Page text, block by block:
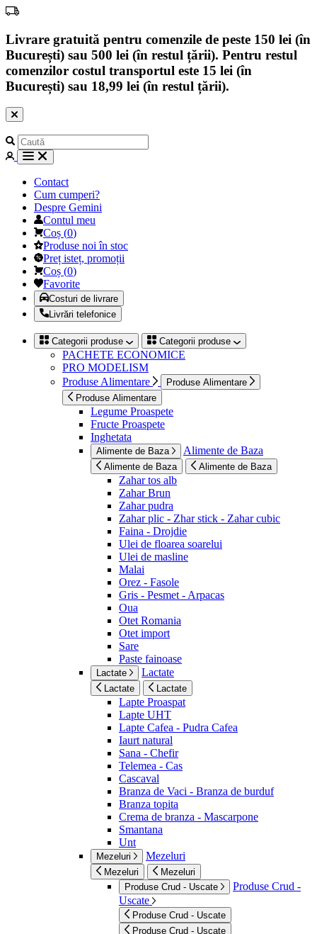
Livrare gratuită pentru comenzile de peste 150 lei (în
București) sau 500 lei (în restul țării). Pentru restul
comenzilor costul transportul este 15 lei (în
București) sau 18,99 lei (în restul țării).
Contact
Cum cumperi?
Despre Gemini
Contul meu
Coș (0)
Produse noi în stoc
Preț isteț, promoții
Coș (0)
Favorite
Costuri de livrare
Livrări telefonice
Categorii produse Categorii produse
PACHETE ECONOMICE
PRO MODELISM
Produse Alimentare
Produse Alimentare
Produse Alimentare
Legume Proaspete
Fructe Proaspete
Inghetata
Alimente de Baza Alimente de Baza
Alimente de Baza Alimente de Baza
Zahar tos alb
Zahar Brun
Zahar pudra
Zahar plic - Zhar stick - Zahar cubic
Faina - Drojdie
Ulei de floarea soarelui
Ulei de masline
Malai
Orez - Fasole
Gris - Pesmet - Arpacas
Oua
Otet Romania
Otet import
Sare
Paste fainoase
Lactate Lactate
Lactate Lactate
Lapte Proaspat
Lapte UHT
Lapte Cafea - Pudra Cafea
Iaurt natural
Sana - Chefir
Telemea - Cas
Cascaval
Branza de Vaci - Branza de burduf
Branza topita
Crema de branza - Mascarpone
Smantana
Unt
Mezeluri Mezeluri
Mezeluri
Mezeluri
Produse Crud - Uscate
Produse Crud -
Uscate
Produse Crud - Uscate
Produse Crud - Uscate